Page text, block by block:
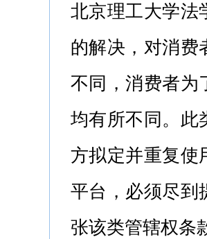
北京理工大学法
的解决，对消费
不同，消费者为
均有所不同。此
方拟定并重复使
平台，必须尽到
张该类管辖权条